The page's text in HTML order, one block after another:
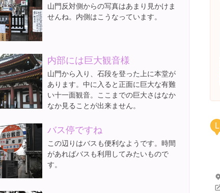
山門反対側からの写真はあまり見かけま
せんね。内側はこうなっています。
内部には巨大観音様
山門から入り、石段を登った上に本堂が
あります。中に入ると正面に巨大な有難
い十一面観音。ここまでの巨大さはなか
なか見ることが出来ません。
バス停ですね
この辺りはバスも便利なようです。時間
があればバスも利用してみたいもので
す。
L